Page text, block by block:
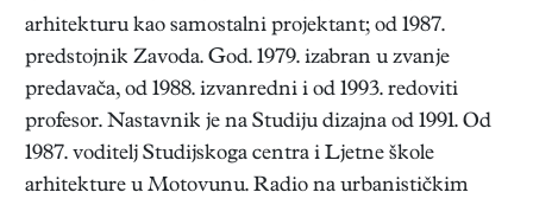
arhitekturu kao samostalni projektant; od 1987.
predstojnik Zavoda. God. 1979. izabran u zvanje
predavača, od 1988. izvanredni i od 1993. redoviti
profesor. Nastavnik je na Studiju dizajna od 1991. Od
1987. voditelj Studijskoga centra i Ljetne škole
arhitekture u Motovunu. Radio na urbanističkim